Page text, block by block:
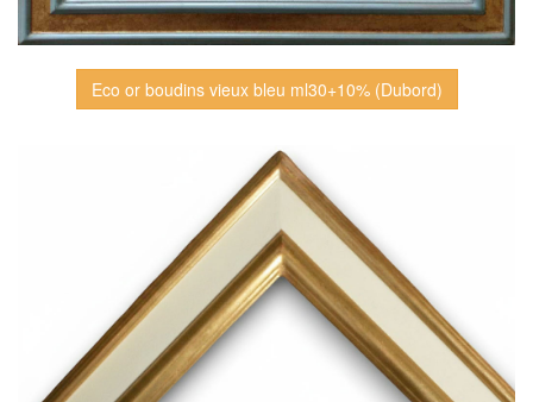
Eco or boudins vieux bleu ml30+10% (Dubord)